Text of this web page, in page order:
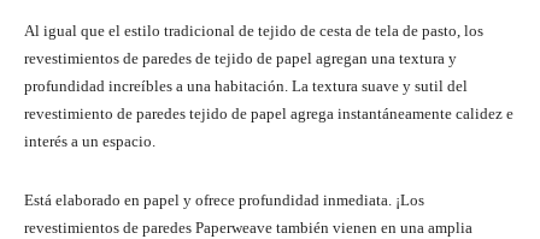
Al igual que el estilo tradicional de tejido de cesta de tela de pasto, los
revestimientos de paredes de tejido de papel agregan una textura y
profundidad increíbles a una habitación. La textura suave y sutil del
revestimiento de paredes tejido de papel agrega instantáneamente calidez e
interés a un espacio.
Está elaborado en papel y ofrece profundidad inmediata. ¡Los
revestimientos de paredes Paperweave también vienen en una amplia